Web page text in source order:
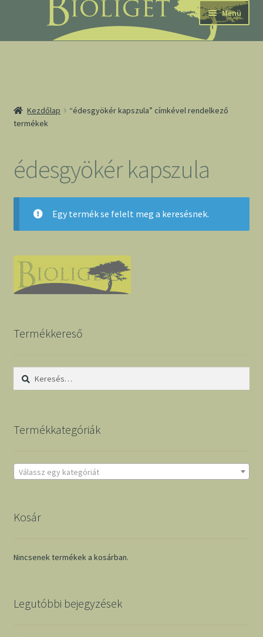
navigációhoz
tartalomba
Menü
Kezdőlap
“édesgyökér kapszula” címkével rendelkező
termékek
édesgyökér kapszula
Egy termék se felelt meg a keresésnek.
Termékkereső
Keresés:
Termékkategóriák
Válassz egy kategóriát
Kosár
Nincsenek termékek a kosárban.
Legutóbbi bejegyzések